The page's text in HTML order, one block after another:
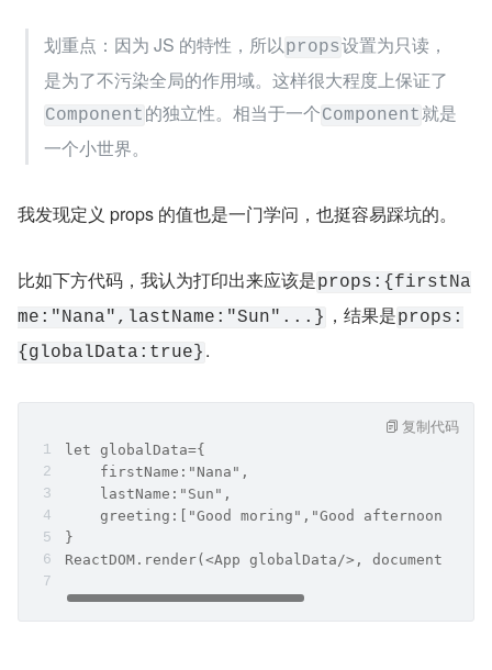
划重点：因为 JS 的特性，所以props设置为只读，
是为了不污染全局的作用域。这样很大程度上保证了
Component 的独立性。相当于一个Component就是
一个小世界。
我发现定义 props 的值也是一门学问，也挺容易踩坑的。
比如下方代码，我认为打印出来应该是props:{firstNa
me:"Nana",lastName:"Sun"...} ，结果是props:
{globalData:true} .
let globalData={
    firstName:"Nana",
    lastName:"Sun",
greeting:["Good moring","Good
}
ReactDOM.render(<App globalData/>,
复制代码